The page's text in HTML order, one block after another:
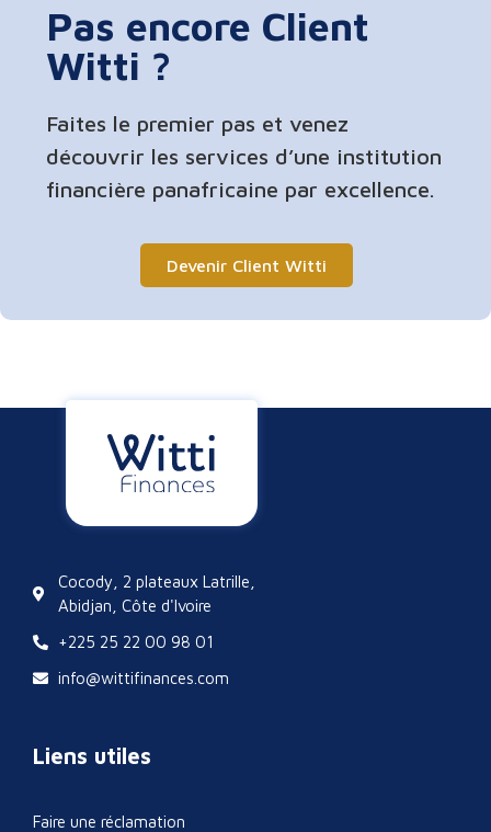
Pas encore Client
Witti ?
Faites le premier pas et venez
découvrir les services d’une institution
financière panafricaine par excellence.
Devenir Client Witti
Cocody, 2 plateaux Latrille,
Abidjan, Côte d'Ivoire
+225 25 22 00 98 01
info@wittifinances.com
Liens utiles
Faire une réclamation